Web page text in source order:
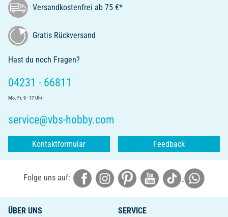
Versandkostenfrei ab 75 €*
Gratis Rückversand
Hast du noch Fragen?
04231 - 66811
Mo.-Fr. 9 - 17 Uhr
service@vbs-hobby.com
Kontaktformular Feedback
Folge uns auf:
ÜBER UNS
SERVICE